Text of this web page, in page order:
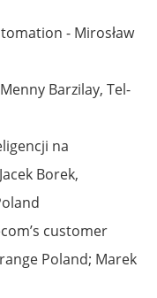
- Mirosław
Barzilay, Tel-
na
Borek,
customer
Poland; Marek